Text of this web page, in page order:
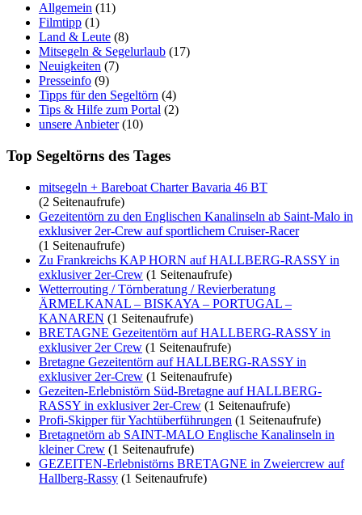
Allgemein (11)
Filmtipp (1)
Land & Leute (8)
Mitsegeln & Segelurlaub (17)
Neuigkeiten (7)
Presseinfo (9)
Tipps für den Segeltörn (4)
Tips & Hilfe zum Portal (2)
unsere Anbieter(10)
Top Segeltörns des Tages
mitsegeln + Bareboat Charter Bavaria 46 BT
(2 Seitenaufrufe)
Gezeitentörn zu den Englischen Kanalinseln ab Saint-Malo in
exklusiver 2er-Crew auf sportlichem Cruiser-Racer
(1 Seitenaufrufe)
Zu Frankreichs KAP HORN auf HALLBERG-RASSY in
exklusiver 2er-Crew (1 Seitenaufrufe)
Wetterrouting / Törnberatung / Revierberatung
ÄRMELKANAL – BISKAYA – PORTUGAL –
KANAREN (1 Seitenaufrufe)
BRETAGNE Gezeitentörn auf HALLBERG-RASSY in
exklusiver 2er Crew (1 Seitenaufrufe)
Bretagne Gezeitentörn auf HALLBERG-RASSY in
exklusiver 2er-Crew (1 Seitenaufrufe)
Gezeiten-Erlebnistörn Süd-Bretagne auf HALLBERG-
RASSY in exklusiver 2er-Crew (1 Seitenaufrufe)
Profi-Skipper für Yachtüberführungen (1 Seitenaufrufe)
Bretagnetörn ab SAINT-MALO Englische Kanalinseln in
kleiner Crew (1 Seitenaufrufe)
GEZEITEN-Erlebnistörns BRETAGNE in Zweiercrew auf
Hallberg-Rassy (1 Seitenaufrufe)